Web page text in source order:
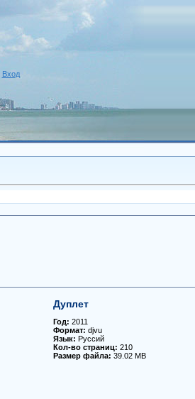
Вход
Дуплет
Год: 2011
Формат: djvu
Язык: Руссий
Кол-во страниц: 210
Размер файла: 39.02 MB